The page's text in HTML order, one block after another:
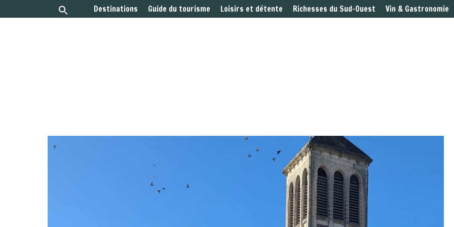
Destinations Guide du tourisme Loisirs et détente Richesses du Sud-Ouest Vin & Gastronomie